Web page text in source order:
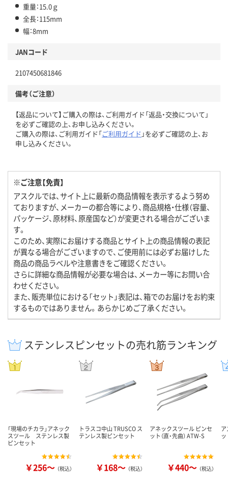
重量：15.0ｇ
全長：115mm
幅：8mm
JANコード
2107450681846
備考（ご注意）
【返品について】ご購入の際は、ご利用ガイド「返品・交換について」
を必ずご確認の上、お申し込みください。
ご購入の際は、ご利用ガイド「ご利用ガイド 」を必ずご確認の上、お
申し込みください。
※ご注意【免責】
アスクルでは、サイト上に最新の商品情報を表示するよう努め
ておりますが、メーカーの都合等により、商品規格・仕様（容量、
パッケージ、原材料、原産国など）が変更される場合がございま
す。
このため、実際にお届けする商品とサイト上の商品情報の表記
が異なる場合がございますので、ご使用前には必ずお届けした
商品の商品ラベルや注意書きをご確認ください。
さらに詳細な商品情報が必要な場合は、メーカー等にお問い合
わせください。
また、販売単位における「セット」表記は、箱でのお届けをお約束
するものではありません。あらかじめご了承ください。
ステンレスピンセットの売れ筋ランキング
「現場のチカラ」アネック
スツール ステンレス製
ピンセット
￥256～ （税込）
トラスコ中山 TRUSCO ス
テンレス製ピンセット
￥168～ （税込）
アネックスツール ピンセ
ット（直・先曲） ATW-S
￥440～ （税込）
ア
ッ